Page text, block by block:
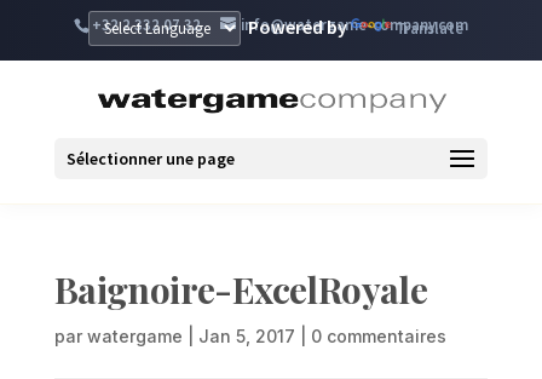
+32 2 332 07 32 info@watergame-company.com
Powered by Translate
Sélectionner une page
Baignoire-ExcelRoyale
par watergame Jan 5, 2017 0 commentaires